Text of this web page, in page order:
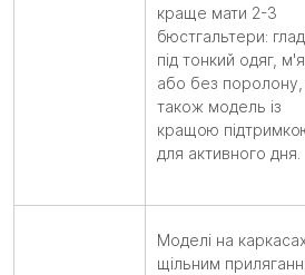
краще мати 2-3
бюстгальтери:
під тонкий одяг,
або без поролону,
також модель із
кращою
для активного дня.
Моделі на каркасах
щільним